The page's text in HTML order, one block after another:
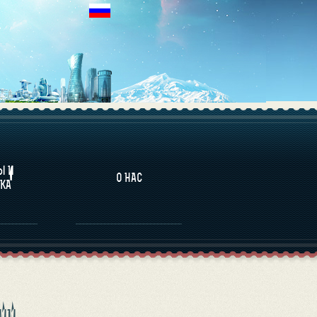
И
О НАС